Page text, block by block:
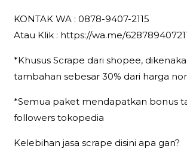
KONTAK WA : 0878-9407-2115
Atau Klik : https://wa.me/
*Khusus Scrape dari shopee,
tambahan sebesar 30% dari harga
*Semua paket mendapatkan bonus
followers tokopedia
Kelebihan jasa scrape disini apa gan?